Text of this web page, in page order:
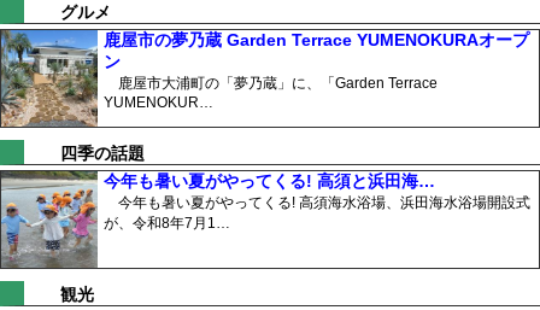
グルメ
鹿屋市の夢乃蔵 Garden Terrace YUMENOKURAオープ
ン
鹿屋市大浦町の「夢乃蔵」に、「Garden Terrace
YUMENOKUR…
四季の話題
今年も暑い夏がやってくる! 高須と浜田海…
今年も暑い夏がやってくる! 高須海水浴場、浜田海水浴場開設式
が、令和8年7月1…
観光